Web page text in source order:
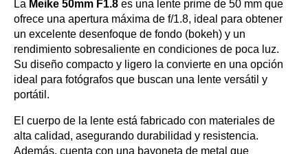
La Meike 50mm F1.8 es una lente prime de 50 mm que
ofrece una apertura máxima de f/1.8, ideal para obtener
un excelente desenfoque de fondo (bokeh) y un
rendimiento sobresaliente en condiciones de poca luz.
Su diseño compacto y ligero la convierte en una opción
ideal para fotógrafos que buscan una lente versátil y
portátil.
El cuerpo de la lente está fabricado con materiales de
alta calidad, asegurando durabilidad y resistencia.
Además, cuenta con una bayoneta de metal que